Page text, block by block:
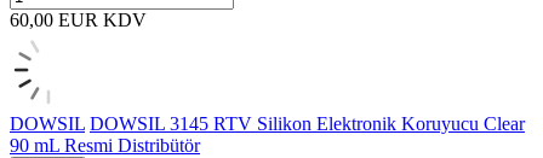
60,00 EUR KDV
DOWSIL DOWSIL 3145 RTV Silikon Elektronik Koruyucu Clear
90 mL Resmi Distribütör